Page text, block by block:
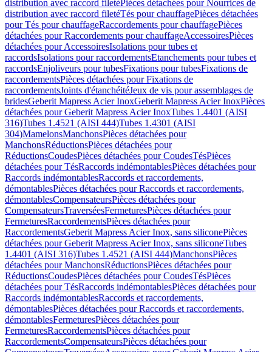
distribution avec raccord filetéPièces détachées pour Nourrices de
distribution avec raccord filetéTés pour chauffagePièces détachées
pour Tés pour chauffageRaccordements pour chauffagePièces
détachées pour Raccordements pour chauffageAccessoiresPièces
détachées pour AccessoiresIsolations pour tubes et
raccordsIsolations pour raccordementsEtanchements pour tubes et
raccordsEnjoliveurs pour tubesFixations pour tubesFixations de
raccordementsPièces détachées pour Fixations de
raccordementsJoints d'étanchéitéJeux de vis pour assemblages de
bridesGeberit Mapress Acier InoxGeberit Mapress Acier InoxPièces
détachées pour Geberit Mapress Acier InoxTubes 1.4401 (AISI
316)Tubes 1.4521 (AISI 444)Tubes 1.4301 (AISI
304)MamelonsManchonsPièces détachées pour
ManchonsRéductionsPièces détachées pour
RéductionsCoudesPièces détachées pour CoudesTésPièces
détachées pour TésRaccords indémontablesPièces détachées pour
Raccords indémontablesRaccords et raccordements,
démontablesPièces détachées pour Raccords et raccordements,
démontablesCompensateursPièces détachées pour
CompensateursTraverséesFermeturesPièces détachées pour
FermeturesRaccordementsPièces détachées pour
RaccordementsGeberit Mapress Acier Inox, sans siliconePièces
détachées pour Geberit Mapress Acier Inox, sans siliconeTubes
1.4401 (AISI 316)Tubes 1.4521 (AISI 444)ManchonsPièces
détachées pour ManchonsRéductionsPièces détachées pour
RéductionsCoudesPièces détachées pour CoudesTésPièces
détachées pour TésRaccords indémontablesPièces détachées pour
Raccords indémontablesRaccords et raccordements,
démontablesPièces détachées pour Raccords et raccordements,
démontablesFermeturesPièces détachées pour
FermeturesRaccordementsPièces détachées pour
RaccordementsCompensateursPièces détachées pour